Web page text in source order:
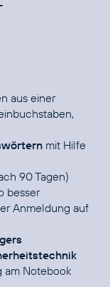
aus einer
mit Hilfe
90 Tagen)
besser
Anmeldung auf
am Notebook